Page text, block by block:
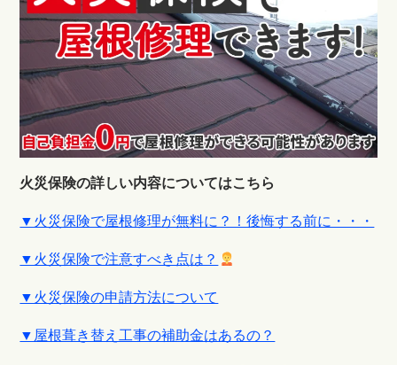
火災保険の詳しい内容についてはこちら
▼火災保険で屋根修理が無料に？！後悔する前に・・・
▼火災保険で注意すべき点は？
▼火災保険の申請方法について
▼屋根葺き替え工事の補助金はあるの？